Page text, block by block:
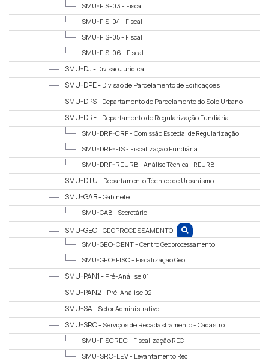
SMU-FIS-03 - Fiscal
SMU-FIS-04 - Fiscal
SMU-FIS-05 - Fiscal
SMU-FIS-06 - Fiscal
SMU-DJ - Divisão Jurídica
SMU-DPE - Divisão de Parcelamento de Edificações
SMU-DPS - Departamento de Parcelamento do Solo Urbano
SMU-DRF - Departamento de Regularização Fundiária
SMU-DRF-CRF - Comissão Especial de Regularização
SMU-DRF-FIS - Fiscalização Fundiária
SMU-DRF-REURB - Análise Técnica - REURB
SMU-DTU - Departamento Técnico de Urbanismo
SMU-GAB -Gabinete
SMU-GAB - Secretário
SMU-GEO -GEOPROCESSAMENTO
SMU-GEO-CENT - Centro Geoprocessamento
SMU-GEO-FISC - Fiscalização Geo
SMU-PAN1 - Pré-Análise 01
SMU-PAN2 - Pré-Análise 02
SMU-SA - Setor Administrativo
SMU-SRC - Serviços de Recadastramento - Cadastro
SMU-FISCREC - Fiscalização REC
SMU-SRC-LEV - Levantamento Rec